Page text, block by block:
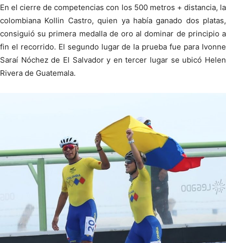
En el cierre de competencias con los 500 metros + distancia, la
colombiana Kollin Castro, quien ya había ganado dos platas,
consiguió su primera medalla de oro al dominar de principio a
fin el recorrido. El segundo lugar de la prueba fue para Ivonne
Saraí Nóchez de El Salvador y en tercer lugar se ubicó Helen
Rivera de Guatemala.